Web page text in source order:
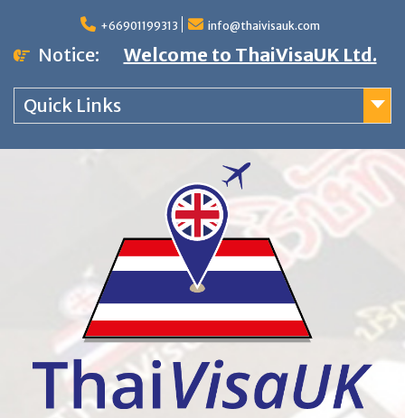
content
+66901199313 info@thaivisauk.com
Notice: Welcome to ThaiVisaUK Ltd.
Quick Links